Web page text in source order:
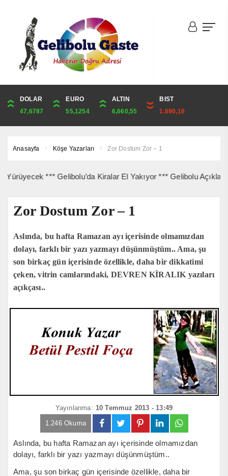
DOLAR
47,6787
EURO
55,1254
ALTIN
6,660,55
BIST
1.690,16
ONS
4,341,81
ALTIN
6,660,55
ÇEYREK
10,889,99
CUMHURİYET
44,829,00
Anasayfa Köşe Yazarları Zor Dostum Zor – 1
*** Gelibolu’da Kiralar El Yakıyor *** Gelibolu
Zor Dostum Zor – 1
Aslında, bu hafta Ramazan ayı içerisinde olmamızdan
dolayı, farklı bir yazı yazmayı düşünmüştüm.. Ama, şu
son birkaç gün içerisinde özellikle, daha bir dikkatimi
çeken, vitrin camlarındaki, DEVREN KİRALIK yazıları
açıkçası..
Yayınlanma: 10 Temmuz 2013 - 13:49
1.246 Okuma
Aslında, bu hafta Ramazan ayı içerisinde olmamızdan
dolayı, farklı bir yazı yazmayı düşünmüştüm..
Ama, şu son birkaç gün içerisinde özellikle, daha bir